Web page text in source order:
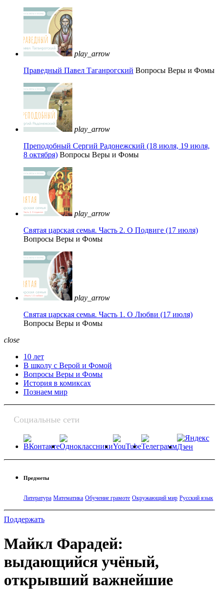
play_arrow
Праведный Павел Таганрогский Вопросы Веры и Фомы
play_arrow
Преподобный Сергий Радонежский (18 июля, 19 июля,
8 октября) Вопросы Веры и Фомы
play_arrow
Святая царская семья. Часть 2. О Подвиге (17 июля)
Вопросы Веры и Фомы
play_arrow
Святая царская семья. Часть 1. О Любви (17 июля)
Вопросы Веры и Фомы
close
10 лет
В школу с Верой и Фомой
Вопросы Веры и Фомы
История в комиксах
Познаем мир
Социальные сети
Предметы
Литература Математика Обучение грамоте Окружающий мир Русский язык
Поддержать
Майкл Фарадей:
выдающийся учёный,
открывший важнейшие